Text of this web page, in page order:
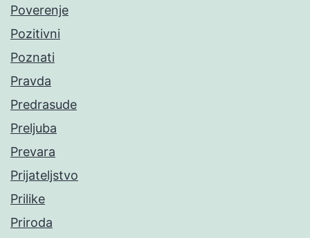
Poverenje
Pozitivni
Poznati
Pravda
Predrasude
Preljuba
Prevara
Prijateljstvo
Prilike
Priroda